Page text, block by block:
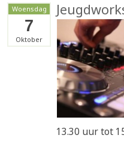
Woensdag
7
Oktober
13.30 uur tot